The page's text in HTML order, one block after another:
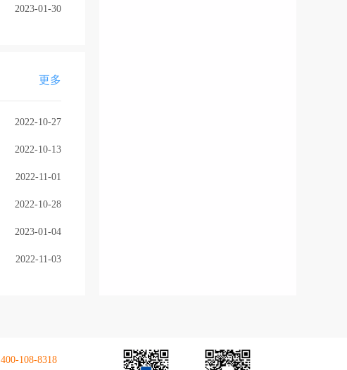
2023-01-30
更多
2022-10-27
2022-10-13
2022-11-01
2022-10-28
2023-01-04
2022-11-03
400-108-8318